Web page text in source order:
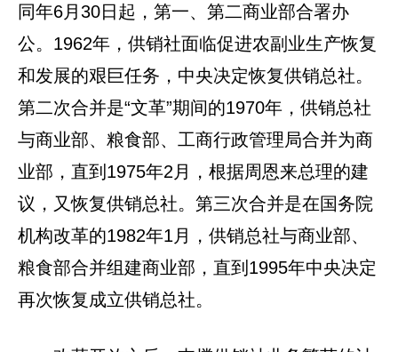
同年6月30日起，第一、第二商业部合署办
公。1962年，供销社面临促进农副业生产恢复
和发展的艰巨任务，中央决定恢复供销总社。
第二次合并是“文革”期间的1970年，供销总社
与商业部、粮食部、工商行政管理局合并为商
业部，直到1975年2月，根据周恩来总理的建
议，又恢复供销总社。第三次合并是在国务院
机构改革的1982年1月，供销总社与商业部、
粮食部合并组建商业部，直到1995年中央决定
再次恢复成立供销总社。